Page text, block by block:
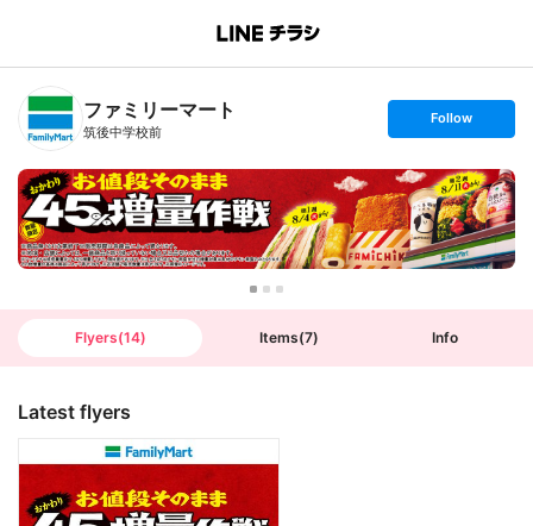
B
n
T
ファミリーマート
筑後中学校前
s
t
o
l
l
o
w
Follow
Flyers(14) Items(7) Info
Latest flyers